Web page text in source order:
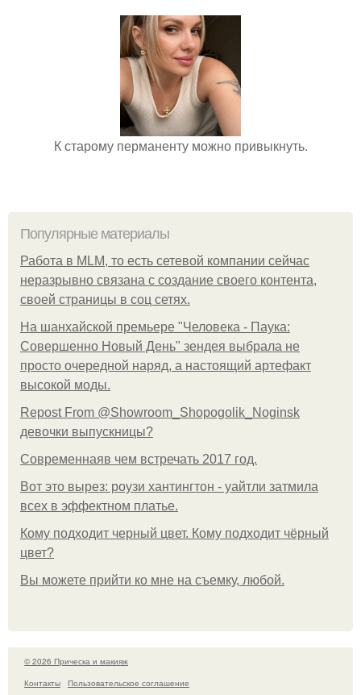
К старому перманенту можно привыкнуть.
Популярные материалы
Работа в MLM, то есть сетевой компании сейчас
неразрывно связана с создание своего контента,
своей страницы в соц сетях.
На шанхайской премьере "Человека - Паука:
Совершенно Новый День" зендея выбрала не
просто очередной наряд, а настоящий артефакт
высокой моды.
Repost From @Showroom_Shopogolik_Noginsk
девочки выпускницы?
Современнаяв чем встречать 2017 год.
Вот это вырез: роузи хантингтон - уайтли затмила
всех в эффектном платьe.
Кому подходит черный цвет. Кому подходит чёрный
цвет?
Вы можете прийти ко мне на съемку, любой.
© 2026 Прическа и макияж
Контакты
Пользовательское соглашение